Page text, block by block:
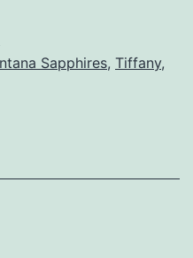
Sapphires, Tiffany,